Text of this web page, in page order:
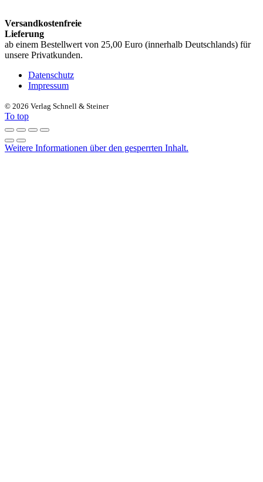
Versandkostenfreie
Lieferung
ab einem Bestellwert von 25,00 Euro (innerhalb Deutschlands) für
unsere Privatkunden.
Datenschutz
Impressum
© 2026 Verlag Schnell & Steiner
To top
Weitere Informationen über den gesperrten Inhalt.